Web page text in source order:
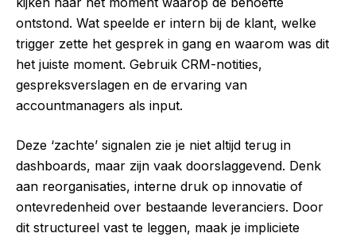
ontstond. Wat speelde er intern bij de klant, welke
trigger zette het gesprek in gang en waarom was dit
het juiste moment. Gebruik CRM-notities,
gespreksverslagen en de ervaring van
accountmanagers als input.
Deze ‘zachte’ signalen zie je niet altijd terug in
dashboards, maar zijn vaak doorslaggevend. Denk
aan reorganisaties, interne druk op innovatie of
ontevredenheid over bestaande leveranciers. Door
dit structureel vast te leggen, maak je impliciete